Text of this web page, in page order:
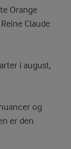
Orange
Claude
i august,
og
er den